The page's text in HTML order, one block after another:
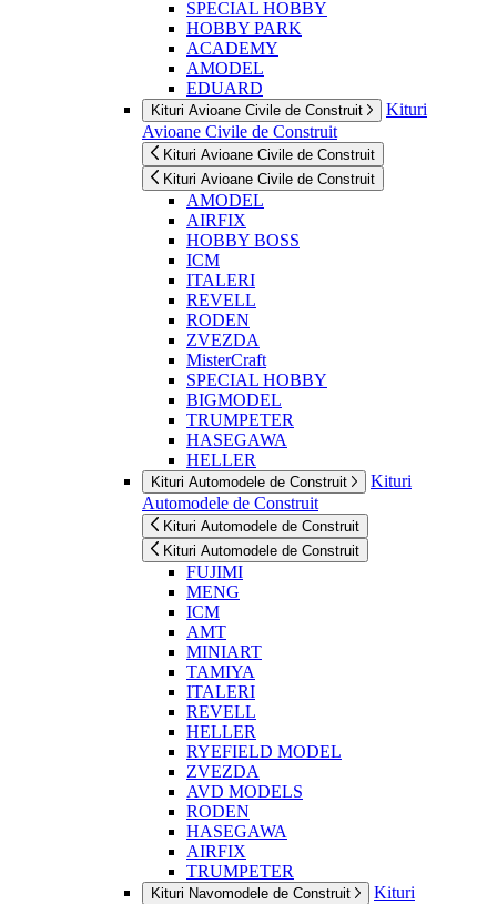
SPECIAL HOBBY
HOBBY PARK
ACADEMY
AMODEL
EDUARD
Kituri Avioane Civile de Construit
Kituri
Avioane Civile de Construit
Kituri Avioane Civile de Construit
Kituri Avioane Civile de Construit
AMODEL
AIRFIX
HOBBY BOSS
ICM
ITALERI
REVELL
RODEN
ZVEZDA
MisterCraft
SPECIAL HOBBY
BIGMODEL
TRUMPETER
HASEGAWA
HELLER
Kituri Automodele de Construit
Kituri
Automodele de Construit
Kituri Automodele de Construit
Kituri Automodele de Construit
FUJIMI
MENG
ICM
AMT
MINIART
TAMIYA
ITALERI
REVELL
HELLER
RYEFIELD MODEL
ZVEZDA
AVD MODELS
RODEN
HASEGAWA
AIRFIX
TRUMPETER
Kituri Navomodele de Construit
Kituri